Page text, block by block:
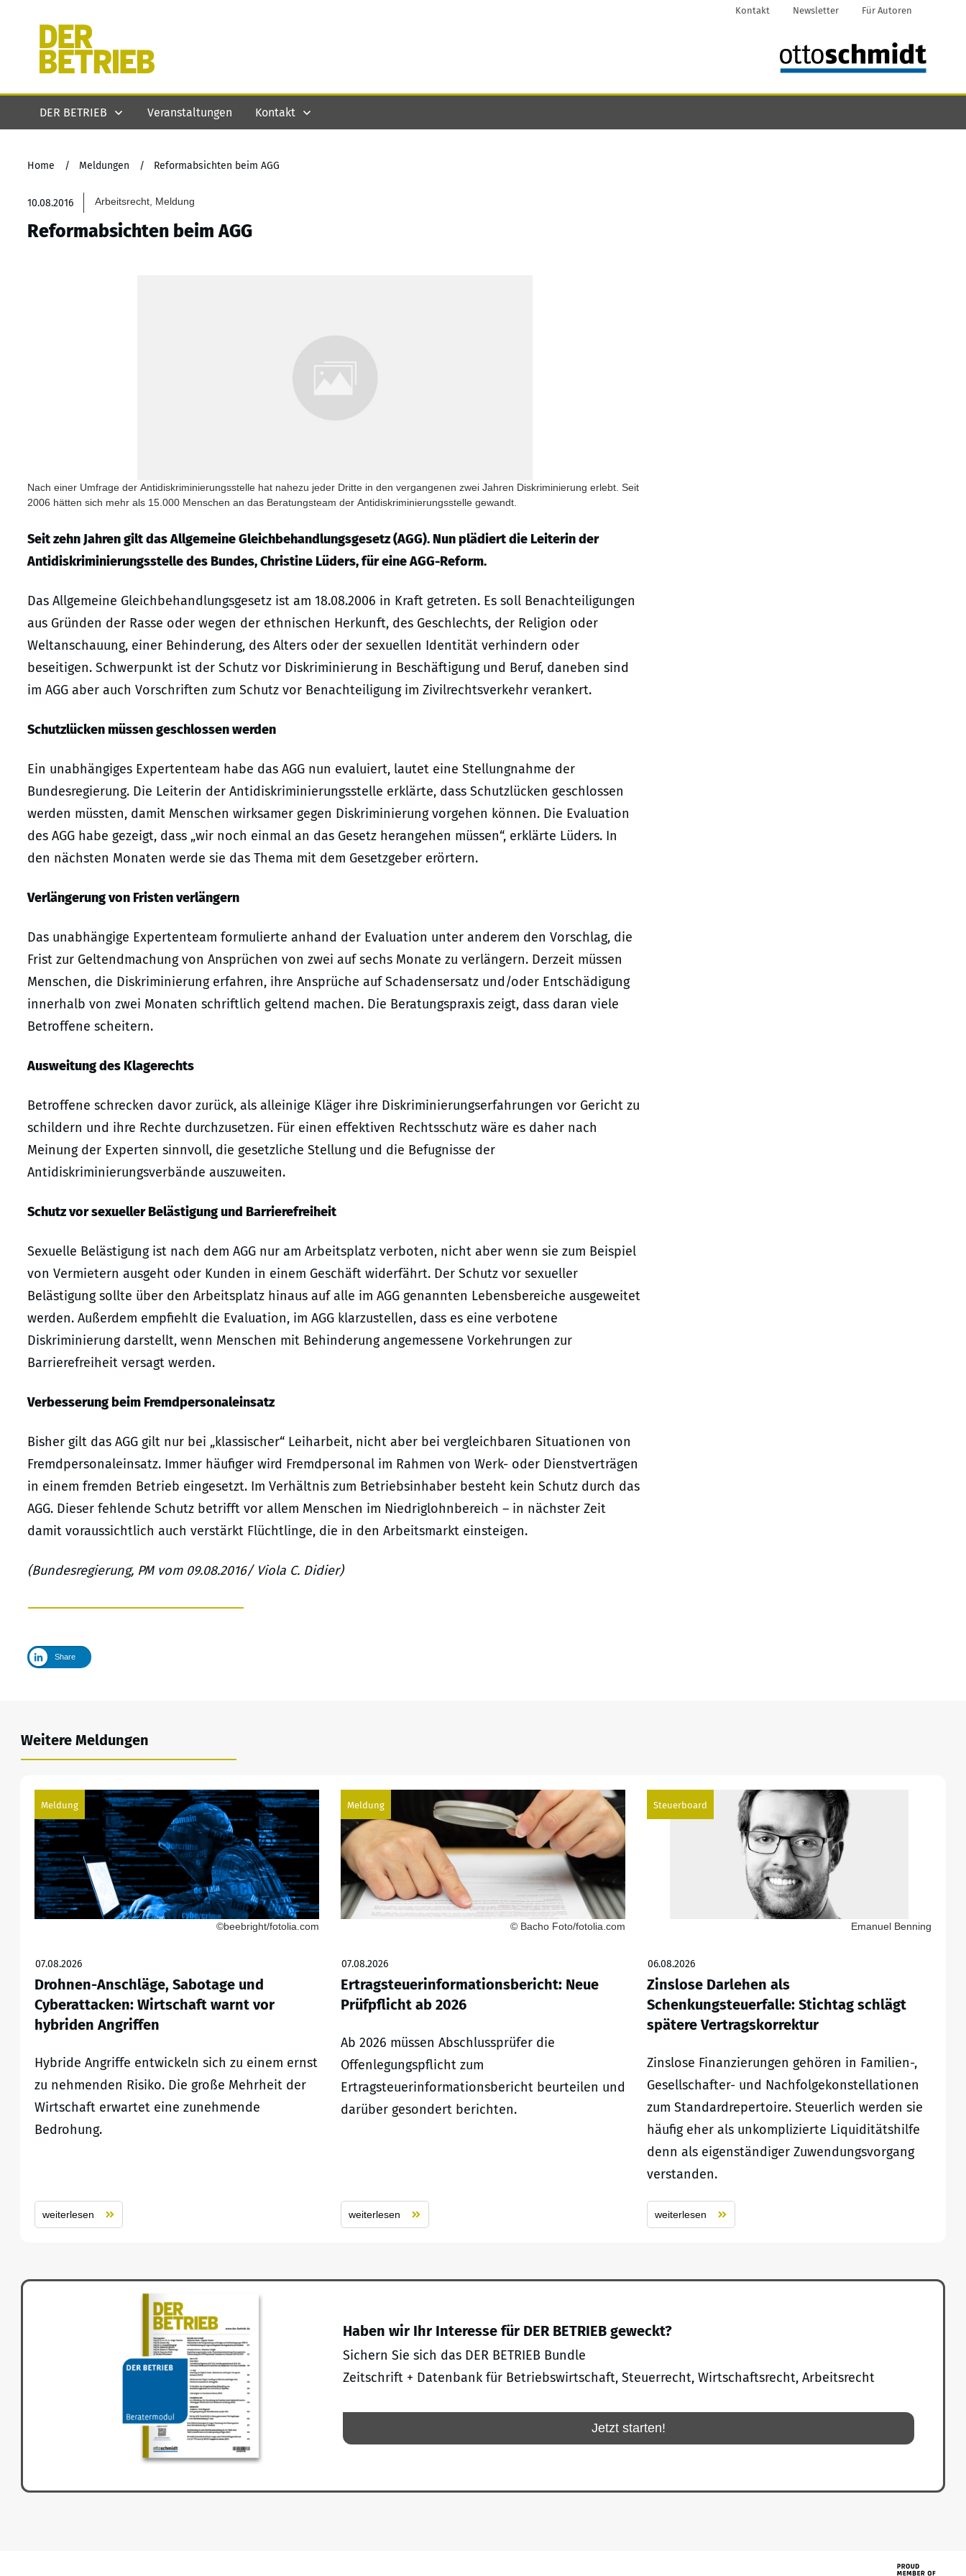
Kontakt Newsletter Für Autoren
DER BETRIEB Veranstaltungen Kontakt
Home / Meldungen / Reformabsichten beim AGG
10.08.2016 Arbeitsrecht, Meldung
Reformabsichten beim AGG
Nach einer Umfrage der Antidiskriminierungsstelle hat nahezu jeder Dritte in den vergangenen zwei Jahren Diskriminierung erlebt. Seit
2006 hätten sich mehr als 15.000 Menschen an das Beratungsteam der Antidiskriminierungsstelle gewandt.
Seit zehn Jahren gilt das Allgemeine Gleichbehandlungsgesetz (AGG). Nun plädiert die Leiterin der
Antidiskriminierungsstelle des Bundes, Christine Lüders, für eine AGG-Reform.
Das Allgemeine Gleichbehandlungsgesetz ist am 18.08.2006 in Kraft getreten. Es soll Benachteiligungen
aus Gründen der Rasse oder wegen der ethnischen Herkunft, des Geschlechts, der Religion oder
Weltanschauung, einer Behinderung, des Alters oder der sexuellen Identität verhindern oder
beseitigen. Schwerpunkt ist der Schutz vor Diskriminierung in Beschäftigung und Beruf, daneben sind
im AGG aber auch Vorschriften zum Schutz vor Benachteiligung im Zivilrechtsverkehr verankert.
Schutzlücken müssen geschlossen werden
Ein unabhängiges Expertenteam habe das AGG nun evaluiert, lautet eine Stellungnahme der
Bundesregierung. Die Leiterin der Antidiskriminierungsstelle erklärte, dass Schutzlücken geschlossen
werden müssten, damit Menschen wirksamer gegen Diskriminierung vorgehen können. Die Evaluation
des AGG habe gezeigt, dass „wir noch einmal an das Gesetz herangehen müssen“, erklärte Lüders. In
den nächsten Monaten werde sie das Thema mit dem Gesetzgeber erörtern.
Verlängerung von Fristen verlängern
Das unabhängige Expertenteam formulierte anhand der Evaluation unter anderem den Vorschlag, die
Frist zur Geltendmachung von Ansprüchen von zwei auf sechs Monate zu verlängern. Derzeit müssen
Menschen, die Diskriminierung erfahren, ihre Ansprüche auf Schadensersatz und/oder Entschädigung
innerhalb von zwei Monaten schriftlich geltend machen. Die Beratungspraxis zeigt, dass daran viele
Betroffene scheitern.
Ausweitung des Klagerechts
Betroffene schrecken davor zurück, als alleinige Kläger ihre Diskriminierungserfahrungen vor Gericht zu
schildern und ihre Rechte durchzusetzen. Für einen effektiven Rechtsschutz wäre es daher nach
Meinung der Experten sinnvoll, die gesetzliche Stellung und die Befugnisse der
Antidiskriminierungsverbände auszuweiten.
Schutz vor sexueller Belästigung und Barrierefreiheit
Sexuelle Belästigung ist nach dem AGG nur am Arbeitsplatz verboten, nicht aber wenn sie zum Beispiel
von Vermietern ausgeht oder Kunden in einem Geschäft widerfährt. Der Schutz vor sexueller
Belästigung sollte über den Arbeitsplatz hinaus auf alle im AGG genannten Lebensbereiche ausgeweitet
werden. Außerdem empfiehlt die Evaluation, im AGG klarzustellen, dass es eine verbotene
Diskriminierung darstellt, wenn Menschen mit Behinderung angemessene Vorkehrungen zur
Barrierefreiheit versagt werden.
Verbesserung beim Fremdpersonaleinsatz
Bisher gilt das AGG gilt nur bei „klassischer“ Leiharbeit, nicht aber bei vergleichbaren Situationen von
Fremdpersonaleinsatz. Immer häufiger wird Fremdpersonal im Rahmen von Werk- oder Dienstverträgen
in einem fremden Betrieb eingesetzt. Im Verhältnis zum Betriebsinhaber besteht kein Schutz durch das
AGG. Dieser fehlende Schutz betrifft vor allem Menschen im Niedriglohnbereich – in nächster Zeit
damit voraussichtlich auch verstärkt Flüchtlinge, die in den Arbeitsmarkt einsteigen.
(Bundesregierung, PM vom 09.08.2016/ Viola C. Didier)
Share
Weitere Meldungen
Meldung
©beebright/fotolia.com
07.08.2026
Drohnen-Anschläge, Sabotage und
Cyberattacken: Wirtschaft warnt vor
hybriden Angriffen
Hybride Angriffe entwickeln sich zu einem ernst
zu nehmenden Risiko. Die große Mehrheit der
Wirtschaft erwartet eine zunehmende
Bedrohung.
weiterlesen
Meldung
© Bacho Foto/fotolia.com
07.08.2026
Ertragsteuerinformationsbericht: Neue
Prüfpflicht ab 2026
Ab 2026 müssen Abschlussprüfer die
Offenlegungspflicht zum
Ertragsteuerinformationsbericht beurteilen und
darüber gesondert berichten.
weiterlesen
Steuerboard
Emanuel Benning
06.08.2026
Zinslose Darlehen als
Schenkungsteuerfalle: Stichtag schlägt
spätere Vertragskorrektur
Zinslose Finanzierungen gehören in Familien-,
Gesellschafter- und Nachfolgekonstellationen
zum Standardrepertoire. Steuerlich werden sie
häufig eher als unkomplizierte Liquiditätshilfe
denn als eigenständiger Zuwendungsvorgang
verstanden.
weiterlesen
Haben wir Ihr Interesse für DER BETRIEB geweckt?
Sichern Sie sich das DER BETRIEB Bundle
Zeitschrift + Datenbank für Betriebswirtschaft, Steuerrecht, Wirtschaftsrecht, Arbeitsrecht
Jetzt starten!